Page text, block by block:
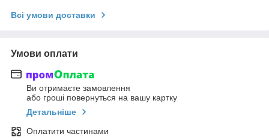
Всі умови доставки
Умови оплати
Ви отримаєте замовлення
або гроші повернуться на вашу картку
Детальніше
Оплатити частинами